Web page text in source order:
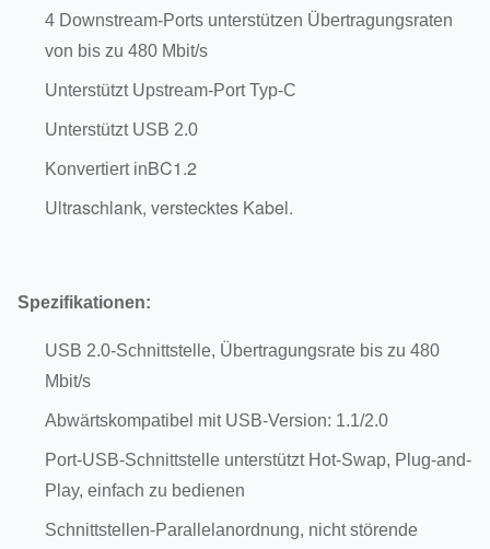
4 Downstream-Ports unterstützen Übertragungsraten
von bis zu 480 Mbit/s
Unterstützt Upstream-Port Typ-C
Unterstützt USB 2.0
Konvertiert inBC1.2
Ultraschlank, verstecktes Kabel.
Spezifikationen:
USB 2.0-Schnittstelle, Übertragungsrate bis zu 480
Mbit/s
Abwärtskompatibel mit USB-Version: 1.1/2.0
Port-USB-Schnittstelle unterstützt Hot-Swap, Plug-and-
Play, einfach zu bedienen
Schnittstellen-Parallelanordnung, nicht störende